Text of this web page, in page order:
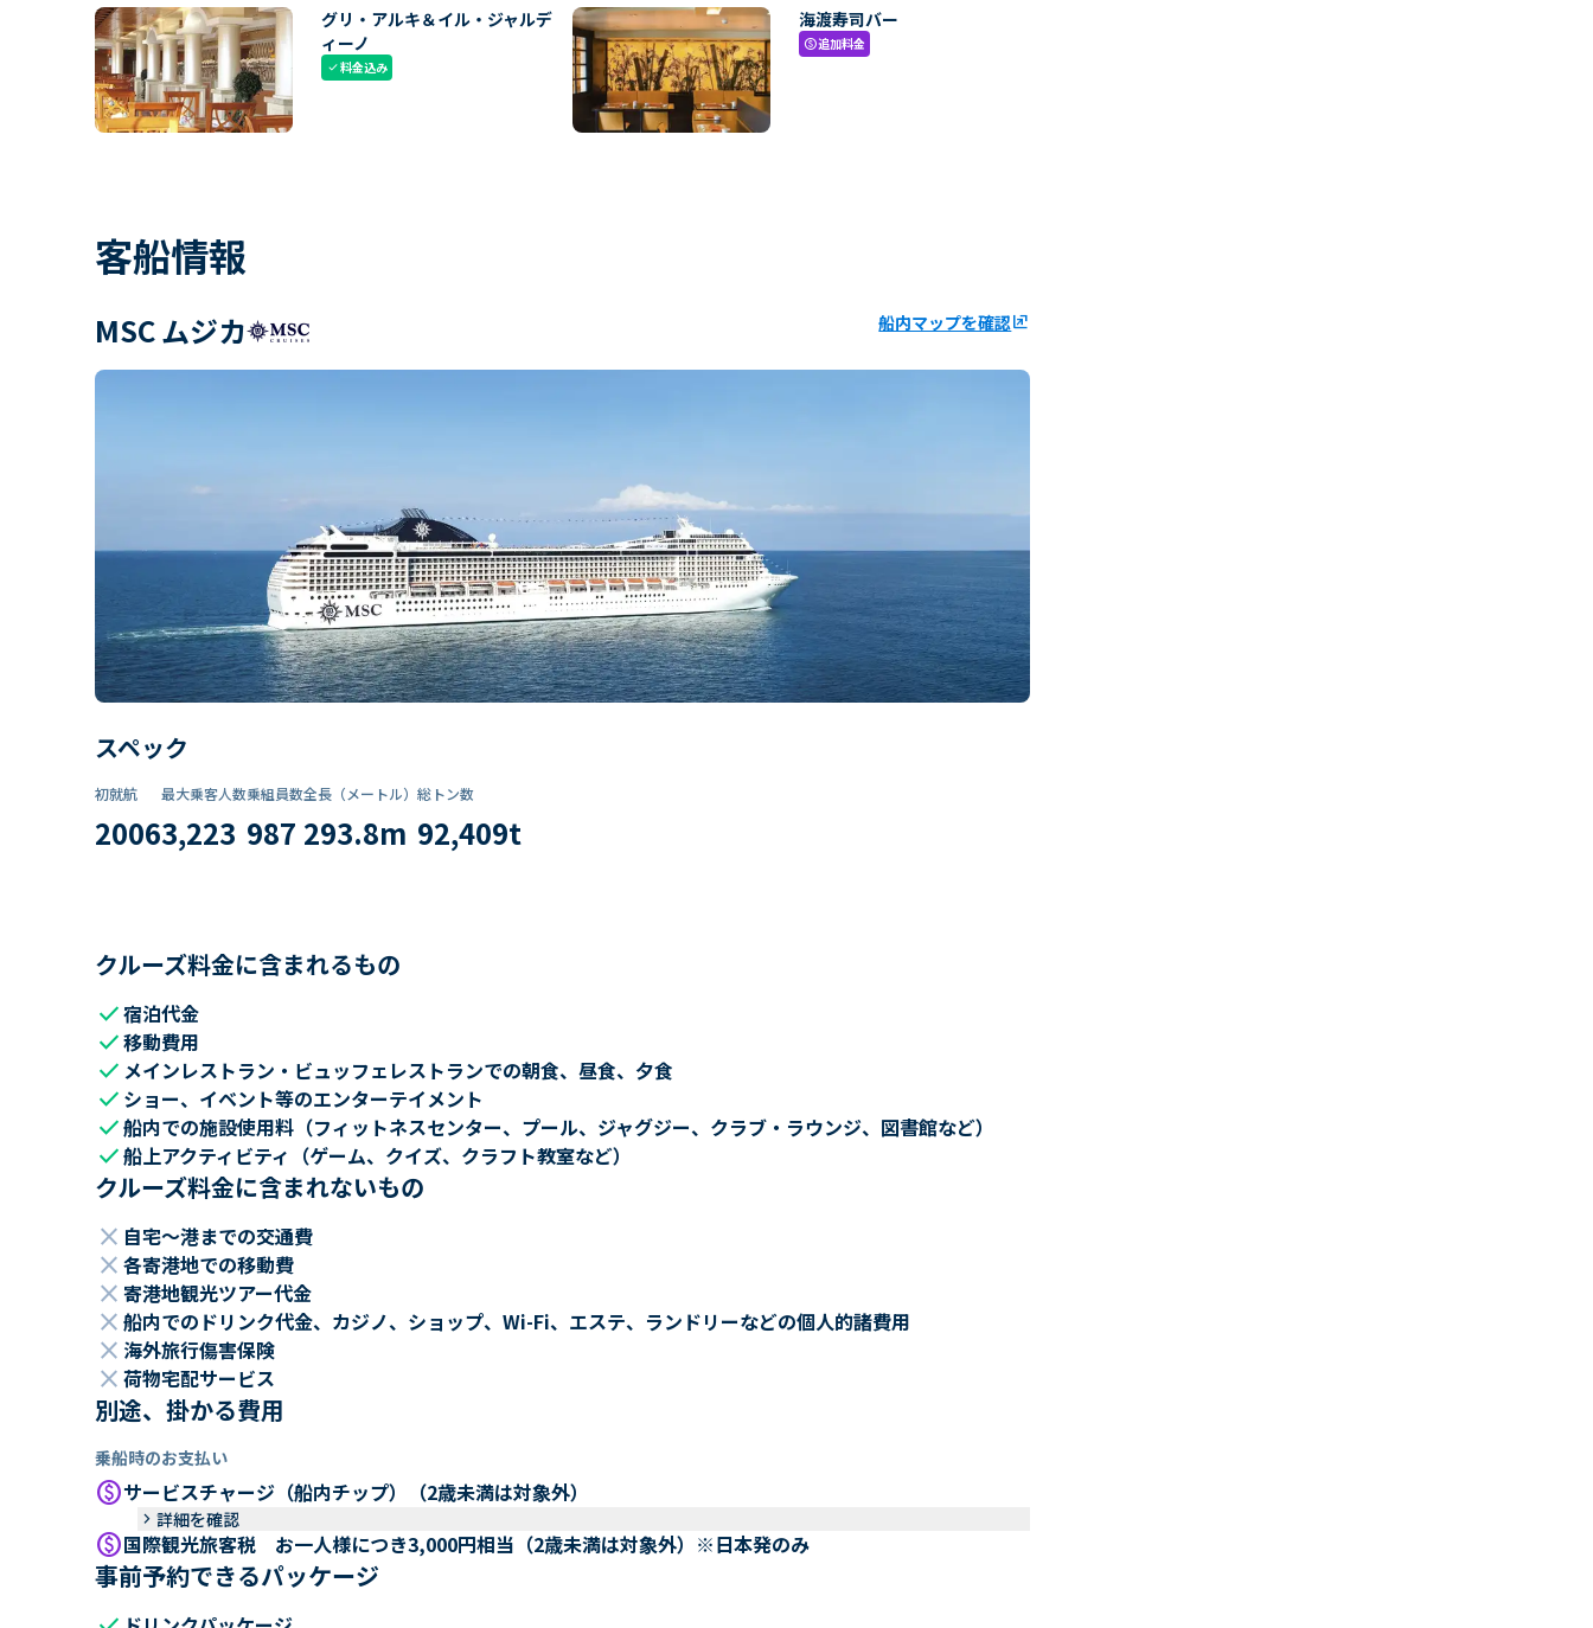
グリ・アルキ＆イル・ジャルデ
ィーノ
check料金込み
海渡寿司バー
paid追加料金
客船情報
MSC ムジカ 船内マップを確認ungroup
スペック
初就航
2006
最大乗客人数
3,223
乗組員数​
987
全長（メートル）
293.8m
総トン数​
92,409t
クルーズ料金に含まれるもの
check宿泊代金
check移動費用
check メインレストラン・ビュッフェレストランでの朝食、昼食、夕食
check ショー、イベント等のエンターテイメント
check船内での施設使用料（フィットネスセンター、プール、ジャグジー、クラブ・ラウンジ、図書館など）
check船上アクティビティ（ゲーム、クイズ、クラフト教室など）
クルーズ料金に含まれないもの
close 自宅～港までの交通費
close 各寄港地での移動費
close 寄港地観光ツアー代金
close 船内でのドリンク代金、カジノ、ショップ、Wi-Fi、エステ、ランドリーなどの個人的諸費用
close 海外旅行傷害保険
close 荷物宅配サービス
別途、掛かる費用
乗船時のお支払い
paidサービスチャージ（船内チップ）（2歳未満は対象外）
keyboard_arrow_right 詳細を確認
paid国際観光旅客税 お一人様につき3,000円相当（2歳未満は対象外）※日本発のみ
事前予約できるパッケージ